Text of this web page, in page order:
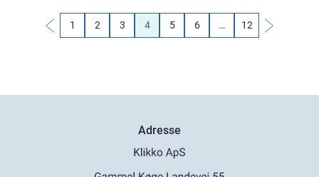
1 2 3 4 5 6 … 12
Adresse